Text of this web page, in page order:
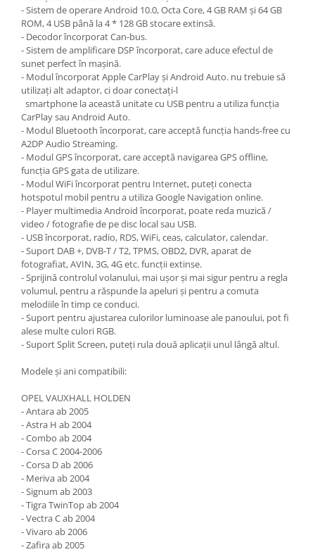
- Sistem de operare Android 10.0, Octa Core, 4 GB RAM și 64 GB
ROM, 4 USB până la 4 * 128 GB stocare extinsă.
- Decodor încorporat Can-bus.
- Sistem de amplificare DSP încorporat, care aduce efectul de
sunet perfect în mașină.
- Modul încorporat Apple CarPlay și Android Auto. nu trebuie să
utilizați alt adaptor, ci doar conectați-l
smartphone la această unitate cu USB pentru a utiliza funcția
CarPlay sau Android Auto.
- Modul Bluetooth încorporat, care acceptă funcția hands-free cu
A2DP Audio Streaming.
- Modul GPS încorporat, care acceptă navigarea GPS offline,
funcția GPS gata de utilizare.
- Modul WiFi încorporat pentru Internet, puteți conecta
hotspotul mobil pentru a utiliza Google Navigation online.
- Player multimedia Android încorporat, poate reda muzică /
video / fotografie de pe disc local sau USB.
- USB încorporat, radio, RDS, WiFi, ceas, calculator, calendar.
- Suport DAB +, DVB-T / T2, TPMS, OBD2, DVR, aparat de
fotografiat, AVIN, 3G, 4G etc. funcții extinse.
- Sprijină controlul volanului, mai ușor și mai sigur pentru a regla
volumul, pentru a răspunde la apeluri și pentru a comuta
melodiile în timp ce conduci.
- Suport pentru ajustarea culorilor luminoase ale panoului, pot fi
alese multe culori RGB.
- Suport Split Screen, puteți rula două aplicații unul lângă altul.
Modele și ani compatibili:
OPEL VAUXHALL HOLDEN
- Antara ab 2005
- Astra H ab 2004
- Combo ab 2004
- Corsa C 2004-2006
- Corsa D ab 2006
- Meriva ab 2004
- Signum ab 2003
- Tigra TwinTop ab 2004
- Vectra C ab 2004
- Vivaro ab 2006
- Zafira ab 2005